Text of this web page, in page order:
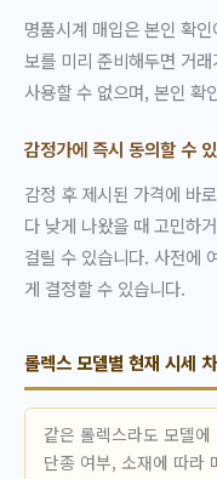
명품시계 매입은 본인 확
보를 미리 준비해두면 거
사용할 수 없으며, 본인 확
감정가에 즉시 동의할 수
감정 후 제시된 가격에 바
다 낮게 나왔을 때 고민하
걸릴 수 있습니다. 사전에
게 결정할 수 있습니다.
롤렉스 모델별 현재 시세
같은 롤렉스라도 모델
단종 여부, 소재에 따라